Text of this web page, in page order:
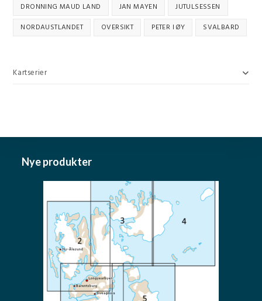
DRONNING MAUD LAND
JAN MAYEN
JUTULSESSEN
NORDAUSTLANDET
OVERSIKT PETER I ØY SVALBARD
Kartserier
Nye produkter